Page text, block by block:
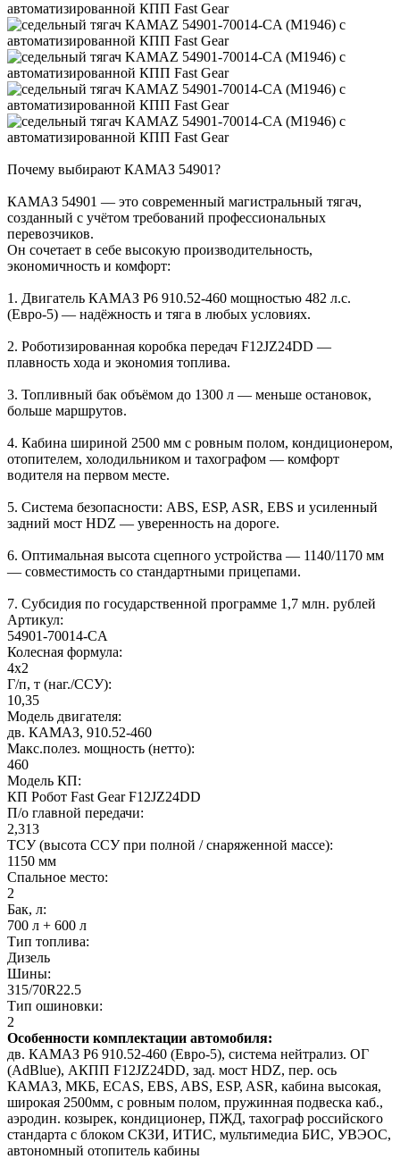
Почему выбирают КАМАЗ 54901?
КАМАЗ 54901 — это современный магистральный тягач,
созданный с учётом требований профессиональных
перевозчиков.
Он сочетает в себе высокую производительность,
экономичность и комфорт:
1. Двигатель КАМАЗ Р6 910.52-460 мощностью 482 л.с.
(Евро-5) — надёжность и тяга в любых условиях.
2. Роботизированная коробка передач F12JZ24DD —
плавность хода и экономия топлива.
3. Топливный бак объёмом до 1300 л — меньше остановок,
больше маршрутов.
4. Кабина шириной 2500 мм с ровным полом, кондиционером,
отопителем, холодильником и тахографом — комфорт
водителя на первом месте.
5. Система безопасности: ABS, ESP, ASR, EBS и усиленный
задний мост HDZ — уверенность на дороге.
6. Оптимальная высота сцепного устройства — 1140/1170 мм
— совместимость со стандартными прицепами.
7. Субсидия по государственной программе 1,7 млн. рублей
Артикул:
54901-70014-CA
Колесная формула:
4х2
Г/п, т (наг./ССУ):
10,35
Модель двигателя:
дв. КАМАЗ, 910.52-460
Макс.полез. мощность (нетто):
460
Модель КП:
КП Робот Fast Gear F12JZ24DD
П/о главной передачи:
2,313
ТСУ (высота ССУ при полной / снаряженной массе):
1150 мм
Спальное место:
2
Бак, л:
700 л + 600 л
Тип топлива:
Дизель
Шины:
315/70R22.5
Тип ошиновки:
2
Особенности комплектации автомобиля:
дв. КАМАЗ Р6 910.52-460 (Евро-5), система нейтрализ. ОГ
(AdBlue), АКПП F12JZ24DD, зад. мост HDZ, пер. ось
КАМАЗ, МКБ, ECAS, EBS, ABS, ESP, ASR, кабина высокая,
широкая 2500мм, с ровным полом, пружинная подвеска каб.,
аэродин. козырек, кондиционер, ПЖД, тахограф российского
стандарта с блоком СКЗИ, ИТИС, мультимедиа БИС, УВЭОС,
автономный отопитель кабины